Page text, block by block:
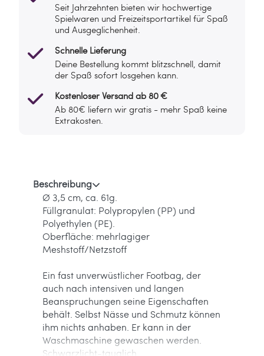
Seit Jahrzehnten bieten wir hochwertige
Spielwaren und Freizeitsportartikel für Spaß
und Ausgeglichenheit.
Schnelle Lieferung
Deine Bestellung kommt blitzschnell, damit
der Spaß sofort losgehen kann.
Kostenloser Versand ab 80 €
Ab 80€ liefern wir gratis - mehr Spaß keine
Extrakosten.
Beschreibung
Ø 3,5 cm, ca. 61g.
Füllgranulat: Polypropylen (PP) und
Polyethylen (PE).
Oberfläche: mehrlagiger
Meshstoff/Netzstoff
Ein fast unverwüstlicher Footbag, der
auch nach intensiven und langen
Beanspruchungen seine Eigenschaften
behält. Selbst Nässe und Schmutz können
ihm nichts anhaben. Er kann in der
Waschmaschine gewaschen werden.
Schwarzlicht-tauglich.